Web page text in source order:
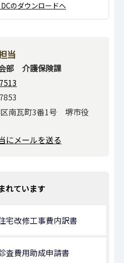
のダウンロードへ
当
部 介護保険課
南瓦町3番1号 堺市役
にメールを送る
れています
宅改修工事費内訳書
査費用助成申請書